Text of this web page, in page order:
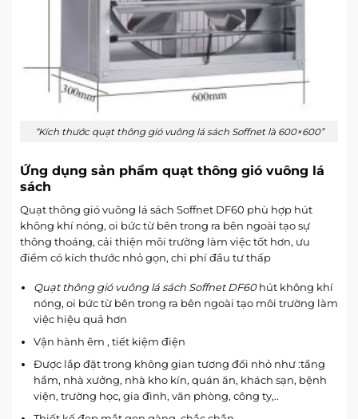
“Kích thước quạt thông gió vuông lá sách Soffnet là 600×600”
Ứng dụng sản phẩm quạt thông gió vuông lá
sách
Quạt thông gió vuông lá sách Soffnet DF60 phù hợp hút
không khí nóng, oi bức từ bên trong ra bên ngoài tạo sự
thông thoáng, cải thiện môi trường làm việc tốt hơn, ưu
điểm có kích thước nhỏ gọn, chi phí đầu tư thấp
Quạt thông gió vuông lá sách Soffnet DF60hút không khí
nóng, oi bức từ bên trong ra bên ngoài tạo môi trường làm
việc hiệu quả hơn
Vận hành êm , tiết kiệm điện
Được lắp đặt trong không gian tương đối nhỏ như :tầng
hầm, nhà xưởng, nhà kho kín, quán ăn, khách sạn, bệnh
viện, trường học, gia đình, văn phòng, công ty,..